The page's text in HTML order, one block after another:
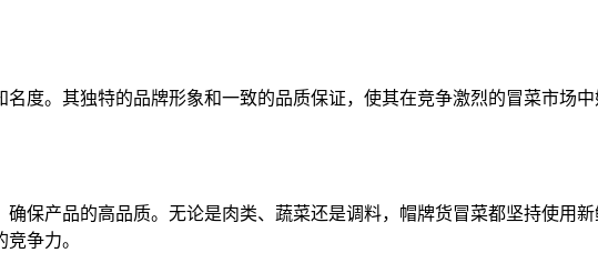
度。其独特的品牌形象和一致的品质保证，使其在竞争激烈的冒菜市场
保产品的高品质。无论是肉类、蔬菜还是调料，帽牌货冒菜都坚持使用
争力。